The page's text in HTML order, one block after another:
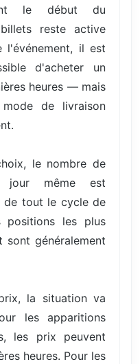
le début du
reste active
l'événement, il est
d'acheter un
heures — mais
de livraison
le nombre de
jour même est
de tout le cycle de
positions les plus
sont généralement
la situation va
les apparitions
les prix peuvent
heures. Pour les